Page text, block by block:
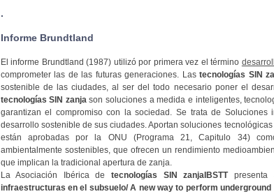
.
Informe Brundtland
El informe Brundtland (1987) utilizó por primera vez el término
comprometer las de las futuras generaciones. Las tecnologías SIN
sostenible de las ciudades, al ser del todo necesario poner el
tecnologías SIN zanja son soluciones a medida e inteligentes,
garantizan el compromiso con la sociedad. Se trata de
desarrollo sostenible de sus ciudades. Aportan soluciones
están aprobadas por la ONU (Programa 21, Capitulo 34)
ambientalmente sostenibles, que ofrecen un rendimiento
que implican la tradicional apertura de zanja.
La Asociación Ibérica detecnologías SIN zanjaIBSTTpresenta
infraestructuras en el subsuelo/ A new way to perform